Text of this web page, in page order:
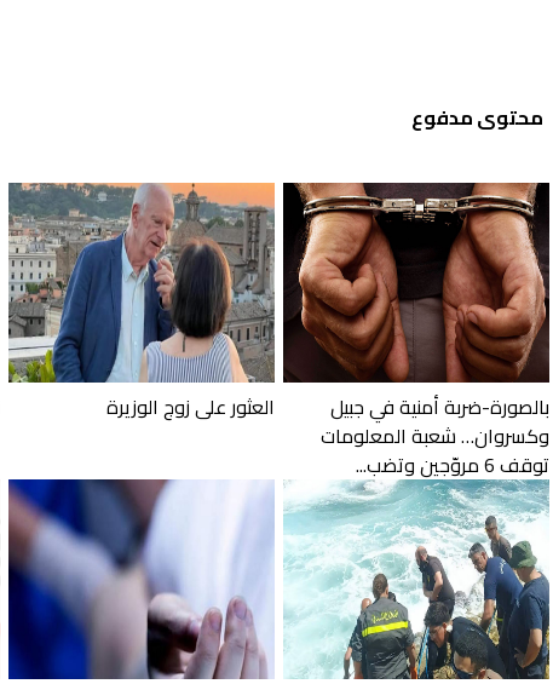
محتوى مدفوع
بالصورة-ضربة أمنية في جبيل
وكسروان… شعبة المعلومات
توقف 6 مروّجين وتضب...
العثور على زوج الوزيرة